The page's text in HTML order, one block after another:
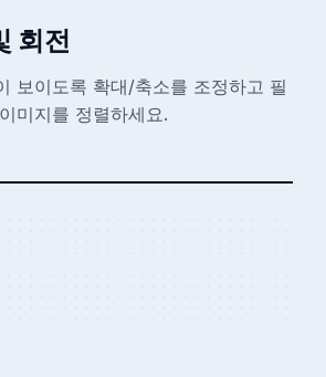
회전
보이도록 확대/축소를 조정하고 필
미지를 정렬하세요.